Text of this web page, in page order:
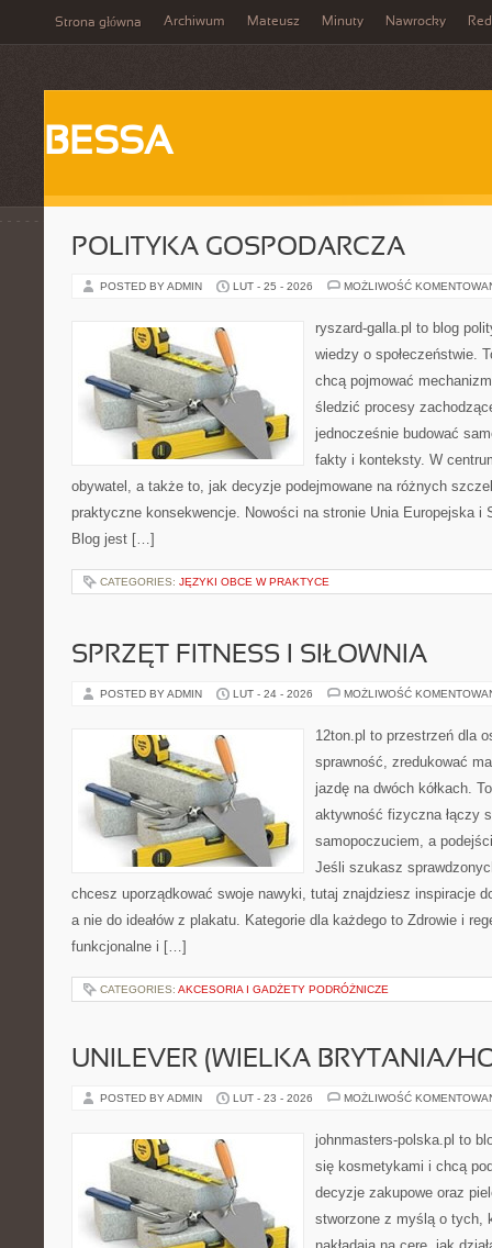
Strona główna Archiwum Mateusz Minuty Nawrocky
BESSA
POLITYKA GOSPODARCZA
POSTED BY ADMIN LUT - 25 - 2026 MOŻLIWOŚĆ
ryszard-galla.pl to blog
wiedzy o społeczeństwie.
chcą pojmować
śledzić procesy
jednocześnie budować
fakty i konteksty. W
obywatel, a także to, jak decyzje podejmowane na różnych
praktyczne konsekwencje. Nowości na stronie Unia Europejska i
Blog jest […]
CATEGORIES: JĘZYKI OBCE W PRAKTYCE
SPRZĘT FITNESS I SIŁOWNIA
POSTED BY ADMIN LUT - 24 - 2026 MOŻLIWOŚĆ
12ton.pl to przestrzeń dla
sprawność, zredukować
jazdę na dwóch kółkach.
aktywność fizyczna łączy
samopoczuciem, a
Jeśli szukasz
chcesz uporządkować swoje nawyki, tutaj znajdziesz inspiracje
a nie do ideałów z plakatu. Kategorie dla każdego to Zdrowie i
funkcjonalne i […]
CATEGORIES: AKCESORIA I GADŻETY PODRÓŻNICZE
UNILEVER (WIELKA BRYTANIA/
POSTED BY ADMIN LUT - 23 - 2026 MOŻLIWOŚĆ
johnmasters-polska.pl to
się kosmetykami i chcą
decyzje zakupowe oraz
stworzone z myślą o tych,